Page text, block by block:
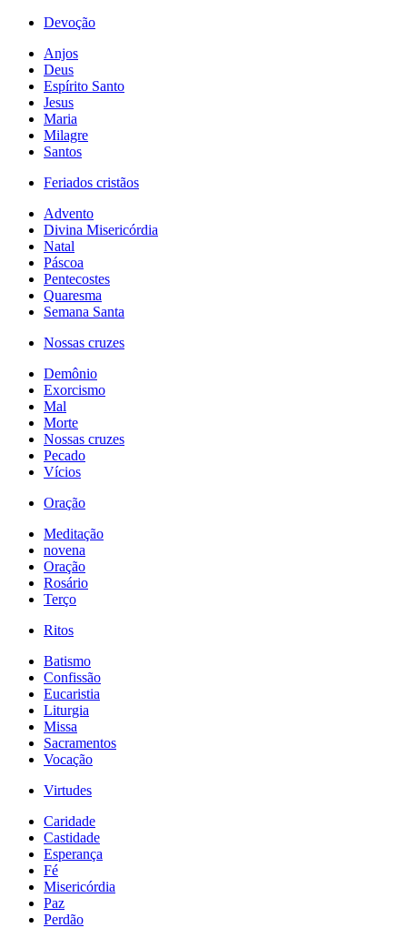
Devoção
Anjos
Deus
Espírito Santo
Jesus
Maria
Milagre
Santos
Feriados cristãos
Advento
Divina Misericórdia
Natal
Páscoa
Pentecostes
Quaresma
Semana Santa
Nossas cruzes
Demônio
Exorcismo
Mal
Morte
Nossas cruzes
Pecado
Vícios
Oração
Meditação
novena
Oração
Rosário
Terço
Ritos
Batismo
Confissão
Eucaristia
Liturgia
Missa
Sacramentos
Vocação
Virtudes
Caridade
Castidade
Esperança
Fé
Misericórdia
Paz
Perdão